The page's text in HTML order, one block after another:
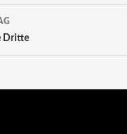
Dritte